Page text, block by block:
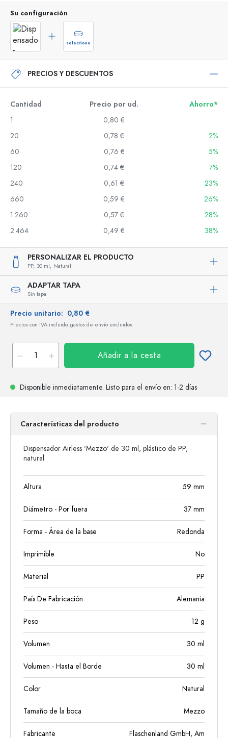
Su configuración
seleccione
PRECIOS Y DESCUENTOS
Cantidad Precio por ud.
Ahorro*
1
0,80 €
20
0,78 €
2%
60
0,76 €
5%
120
0,74 €
7%
240
0,61 €
23%
660
0,59 €
26%
1.260
0,57 €
28%
2.464
0,49 € 38%
PERSONALIZAR EL PRODUCTO
PP, 30 ml, Natural
ADAPTAR TAPA
Sin tapa
Precio unitario: 0,80 €
Precios con IVA incluido, gastos de envío excluidos
Añadir a la cesta
Disponible inmediatamente. Listo para el envío en: 1-2 días
Características del producto
Dispensador Airless 'Mezzo' de 30 ml, plástico de PP,
natural
Altura 59 mm
Diámetro - Por fuera 37 mm
Forma - Área de la base Redonda
Imprimible No
Material PP
País De Fabricación Alemania
Peso 12 g
Volumen 30 ml
Volumen - Hasta el Borde 30 ml
Color Natural
Tamaño de la boca Mezzo
Fabricante Flaschenland GmbH, Am